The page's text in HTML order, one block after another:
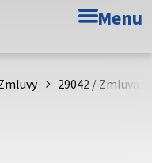
informácie iba
Menu
29042 / Zmluva